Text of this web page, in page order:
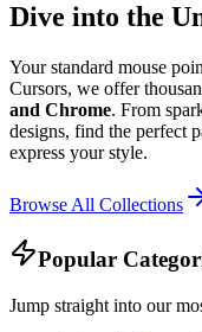
Dive into the
Your standard mouse
Cursors, we offer
and Chrome. From
designs, find the perfect
express your style.
Browse All Collections
Popular
Jump straight into our